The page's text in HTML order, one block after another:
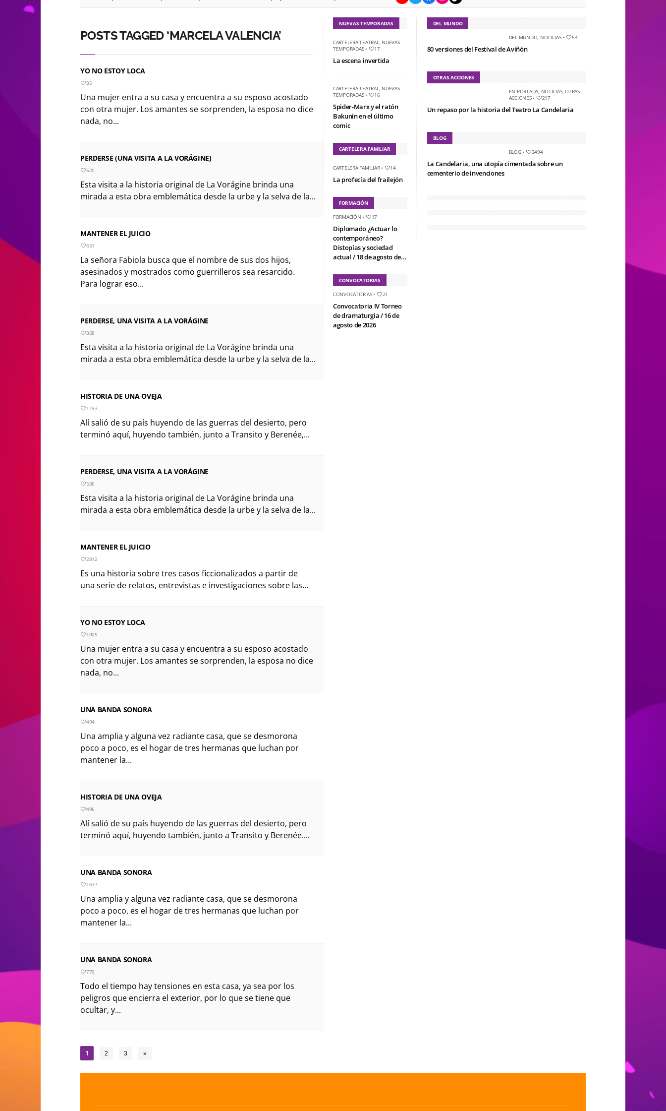
POSTS TAGGED ‘MARCELA VALENCIA’
YO NO ESTOY LOCA
35
Una mujer entra a su casa y encuentra a su esposo acostado
con otra mujer. Los amantes se sorprenden, la esposa no dice
nada, no...
PERDERSE (UNA VISITA A LA VORÁGINE)
520
Esta visita a la historia original de La Vorágine brinda una
mirada a esta obra emblemática desde la urbe y la selva de la...
MANTENER EL JUICIO
651
La señora Fabiola busca que el nombre de sus dos hijos,
asesinados y mostrados como guerrilleros sea resarcido.
Para lograr eso...
PERDERSE, UNA VISITA A LA VORÁGINE
358
Esta visita a la historia original de La Vorágine brinda una
mirada a esta obra emblemática desde la urbe y la selva de la...
HISTORIA DE UNA OVEJA
1193
Alí salió de su país huyendo de las guerras del desierto, pero
terminó aquí, huyendo también, junto a Transito y Berenée,...
PERDERSE, UNA VISITA A LA VORÁGINE
536
Esta visita a la historia original de La Vorágine brinda una
mirada a esta obra emblemática desde la urbe y la selva de la...
MANTENER EL JUICIO
2812
Es una historia sobre tres casos ficcionalizados a partir de
una serie de relatos, entrevistas e investigaciones sobre las...
YO NO ESTOY LOCA
1005
Una mujer entra a su casa y encuentra a su esposo acostado
con otra mujer. Los amantes se sorprenden, la esposa no dice
nada, no...
UNA BANDA SONORA
494
Una amplia y alguna vez radiante casa, que se desmorona
poco a poco, es el hogar de tres hermanas que luchan por
mantener la...
HISTORIA DE UNA OVEJA
496
Alí salió de su país huyendo de las guerras del desierto, pero
terminó aquí, huyendo también, junto a Transito y Berenée....
UNA BANDA SONORA
1637
Una amplia y alguna vez radiante casa, que se desmorona
poco a poco, es el hogar de tres hermanas que luchan por
mantener la...
UNA BANDA SONORA
770
Todo el tiempo hay tensiones en esta casa, ya sea por los
peligros que encierra el exterior, por lo que se tiene que
ocultar, y...
1 2 3 »
NUEVAS TEMPORADAS
CARTELERA TEATRAL, NUEVAS
TEMPORADAS• 17
La escena invertida
CARTELERA TEATRAL, NUEVAS
TEMPORADAS• 16
Spider-Marx y el ratón
Bakunin en el último
comic
CARTELERA FAMILIAR
CARTELERA FAMILIAR• 14
La profecía del frailejón
FORMACIÓN
FORMACIÓN • 17
Diplomado ¿Actuar lo
contemporáneo?
Distopías y sociedad
actual / 18 de agosto de...
CONVOCATORIAS
CONVOCATORIAS• 21
Convocatoria IV Torneo
de dramaturgia / 16 de
agosto de 2026
DEL MUNDO
DEL MUNDO, NOTICIAS• 54
80 versiones del Festival de Aviñón
OTRAS ACCIONES
EN PORTADA, NOTICIAS,OTRAS
ACCIONES• 217
Un repaso por la historia del Teatro La Candelaria
BLOG
BLOG• 3494
La Candelaria, una utopía cimentada sobre un
cementerio de invenciones